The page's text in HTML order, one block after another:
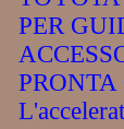
PER
PRONTA